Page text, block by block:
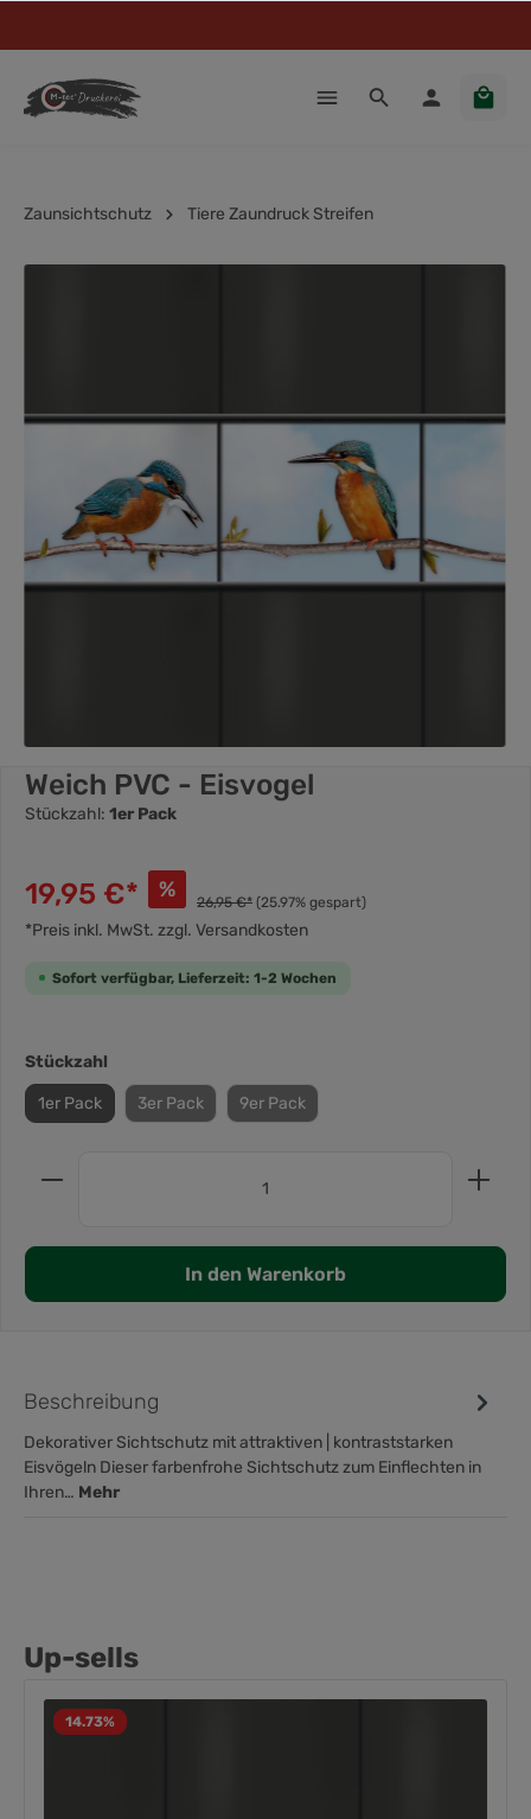
Zaunsichtschutz Tiere Zaundruck Streifen
Weich PVC - Eisvogel
Stückzahl: 1er Pack
19,95 €* % 26,95 €* (25.97% gespart)
*Preis inkl. MwSt. zzgl. Versandkosten
Sofort verfügbar, Lieferzeit: 1-2 Wochen
Stückzahl
1er Pack 3er Pack 9er Pack
In den Warenkorb
Beschreibung
Dekorativer Sichtschutz mit attraktiven | kontraststarken
Eisvögeln Dieser farbenfrohe Sichtschutz zum Einflechten in
Ihren… Mehr
Up-sells
14.73%